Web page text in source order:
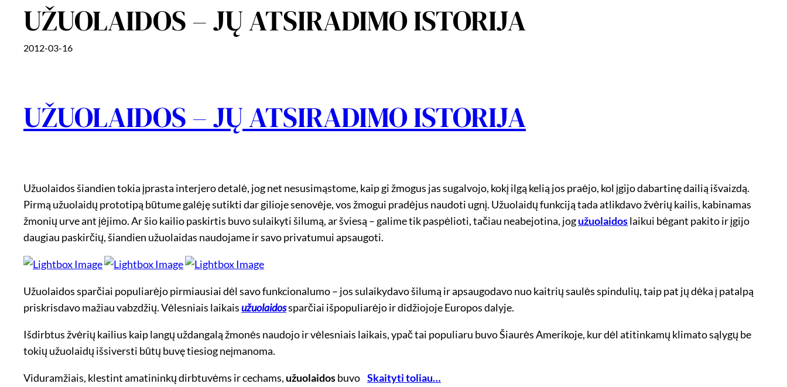
UŽUOLAIDOS – JŲ ATSIRADIMO ISTORIJA
2012-03-16
UŽUOLAIDOS – JŲ ATSIRADIMO ISTORIJA
Užuolaidos šiandien tokia įprasta interjero detalė, jog net nesusimąstome, kaip gi žmogus jas sugalvojo, kokį ilgą kelią jos praėjo, kol įgijo dabartinę dailią išvaizdą.
Pirmą užuolaidų prototipą būtume galėję sutikti dar gilioje senovėje, vos žmogui pradėjus naudoti ugnį. Užuolaidų funkciją tada atlikdavo žvėrių kailis, kabinamas
žmonių urve ant įėjimo. Ar šio kailio paskirtis buvo sulaikyti šilumą, ar šviesą – galime tik paspėlioti, tačiau neabejotina, jogužuolaidoslaikui bėgant pakito ir įgijo
daugiau paskirčių, šiandien užuolaidas naudojame ir savo privatumui apsaugoti.
Užuolaidos sparčiai populiarėjo pirmiausiai dėl savo funkcionalumo – jos sulaikydavo šilumą ir apsaugodavo nuo kaitrių saulės spindulių, taip pat jų dėka į patalpą
priskrisdavo mažiau vabzdžių. Vėlesniais laikaisužuolaidossparčiai išpopuliarėjo ir didžiojoje Europos dalyje.
Išdirbtus žvėrių kailius kaip langų uždangalą žmonės naudojo ir vėlesniais laikais, ypač tai populiaru buvo Šiaurės Amerikoje, kur dėl atitinkamų klimato sąlygų be
tokių užuolaidų išsiversti būtų buvę tiesiog neįmanoma.
Viduramžiais, klestint amatininkų dirbtuvėms ir cechams, užuolaidosbuvo Skaityti toliau…